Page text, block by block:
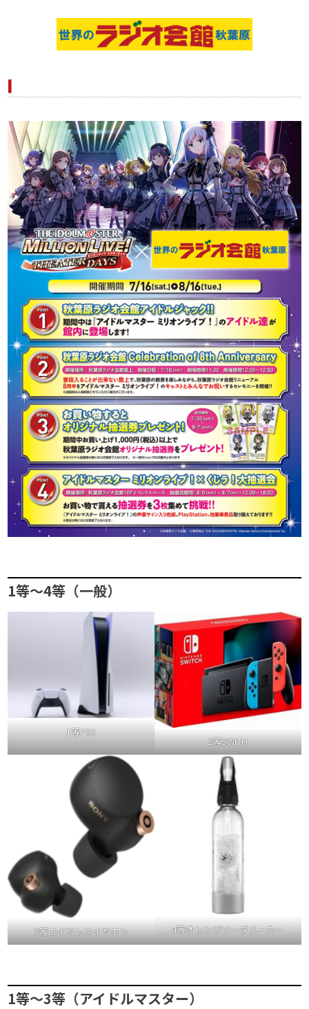
1等～4等（一般）
1等PS5
2等SWITH
3等ワイヤレスイヤホン 4等オレンジソーダメーカー
1等～3等（アイドルマスター）